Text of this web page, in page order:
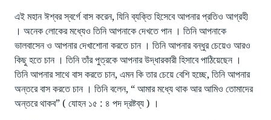
এই মহান ঈশ্বর স্বর্গে বাস করেন, যিনি ব্যক্তি হিসেবে আপনার প্রতিও আগ্রহী
। অনেক লোকের মধ্যেও তিনি আপনাকে দেখতে পান । তিনি আপনাকে
ভালবাসেন ও আপনার দেখাশোনা করতে চান । তিনি আপনার বন্ধুর চেয়েও আরও
কিছু হতে চান । তিনি তাঁর পুত্রকে আপনার উদ্ধারকারী হিসাবে পাঠিয়েছেন ।
তিনি আপনার সাথে বাস করতে চান, এমন কি তার চেয়ে বেশি হচ্ছে, তিনি আপনার
অন্তরে বাস করতে চান । তিনি বলেন, “ আমার মধ্যে থাক আর আমিও তোমাদের
অন্তরে থাকব” ( যোহন ১৫ : ৪ পদ দ্রষ্টব্য ) ।